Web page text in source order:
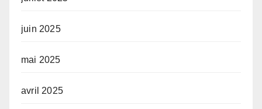
juin 2025
mai 2025
avril 2025